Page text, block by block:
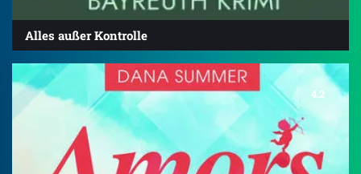
Alles außer Kontrolle
4.2